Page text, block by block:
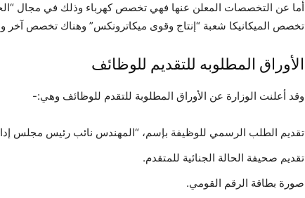
أما عن التخصصات المعلن عنها فهي تخصص كهرباء وذلك في مجال
تخصص الميكانيكا شعبة “إنتاج وقوى ميكاترونكس” وهناك تخصص آخر
الأوراق المطلوبه للتقديم للوظائف
وقد أعلنت الوزارة عن الأوراق المطلوبة للتقدم للوظائف وهي:-
تقديم الطلب الرسمي للوظيفة بإسم، “المهندس نائب رئيس مجلس إدارة
تقديم صحيفة الحالة الجنائية للمتقدم.
صورة بطاقة الرقم القومي.